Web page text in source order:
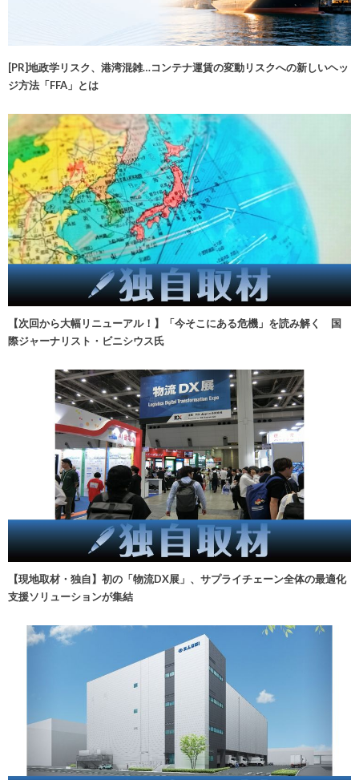
[PR]地政学リスク、港湾混雑…コンテナ運賃の変動リスクへの新しいヘッ
ジ方法「FFA」とは
【次回から大幅リニューアル！】「今そこにある危機」を読み解く 国
際ジャーナリスト・ビニシウス氏
【現地取材・独自】初の「物流DX展」、サプライチェーン全体の最適化
支援ソリューションが集結